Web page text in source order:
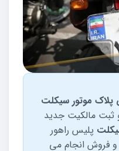
موتور سیکلت
ثبت مالکیت جدید
پلیس راهور
و فروش انجام می